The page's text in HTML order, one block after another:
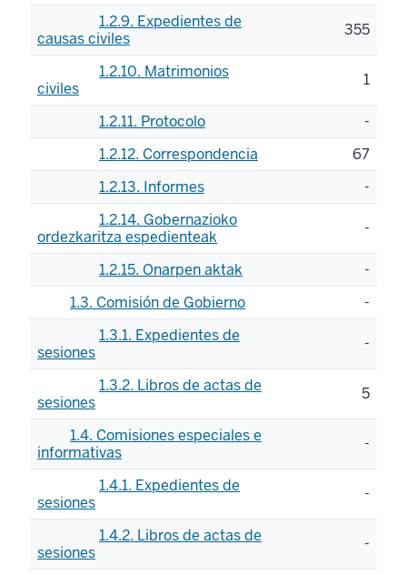
1.2.9. Expedientes de
causas civiles
355
1.2.10. Matrimonios
civiles
1
1.2.11. Protocolo
-
1.2.12. Correspondencia
67
1.2.13. Informes
-
1.2.14. Gobernazioko
ordezkaritza espedienteak
-
1.2.15. Onarpen aktak
-
1.3. Comisión de Gobierno
-
1.3.1. Expedientes de
sesiones
-
1.3.2. Libros de actas de
sesiones
5
1.4. Comisiones especiales e
informativas
-
1.4.1. Expedientes de
sesiones
-
1.4.2. Libros de actas de
sesiones
-